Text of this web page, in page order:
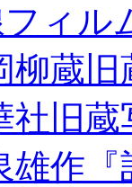
ィル
柳蔵旧
社旧
雄作『